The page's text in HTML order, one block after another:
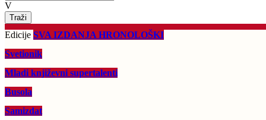
V
Edicije SVA IZDANJA HRONOLOŠKI
Svetionik
Mladi književni supertalenti
Busola
Samizdat